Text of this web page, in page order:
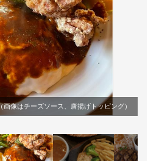
（画像はチーズソース、唐揚げトッピング）